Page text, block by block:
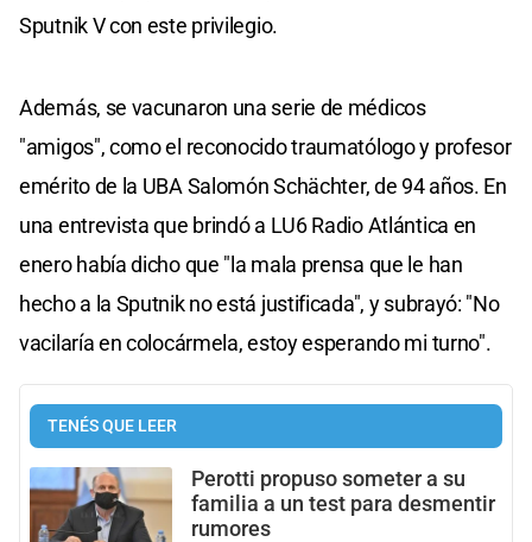
Sputnik V con este privilegio.
Además, se vacunaron una serie de médicos
"amigos", como el reconocido traumatólogo y profesor
emérito de la UBA Salomón Schächter, de 94 años. En
una entrevista que brindó a LU6 Radio Atlántica en
enero había dicho que "la mala prensa que le han
hecho a la Sputnik no está justificada", y subrayó: "No
vacilaría en colocármela, estoy esperando mi turno".
TENÉS QUE LEER
Perotti propuso someter a su
familia a un test para desmentir
rumores